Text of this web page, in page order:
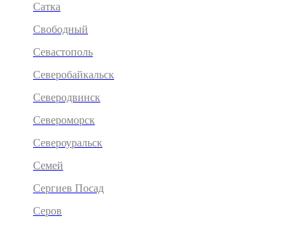
Сатка
Свободный
Севастополь
Северобайкальск
Северодвинск
Североморск
Североуральск
Семей
Сергиев Посад
Серов